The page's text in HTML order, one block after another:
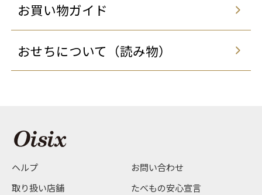
お買い物ガイド
おせちについて（読み物）
ヘルプ
お問い合わせ
取り扱い店舗
たべもの安心宣言